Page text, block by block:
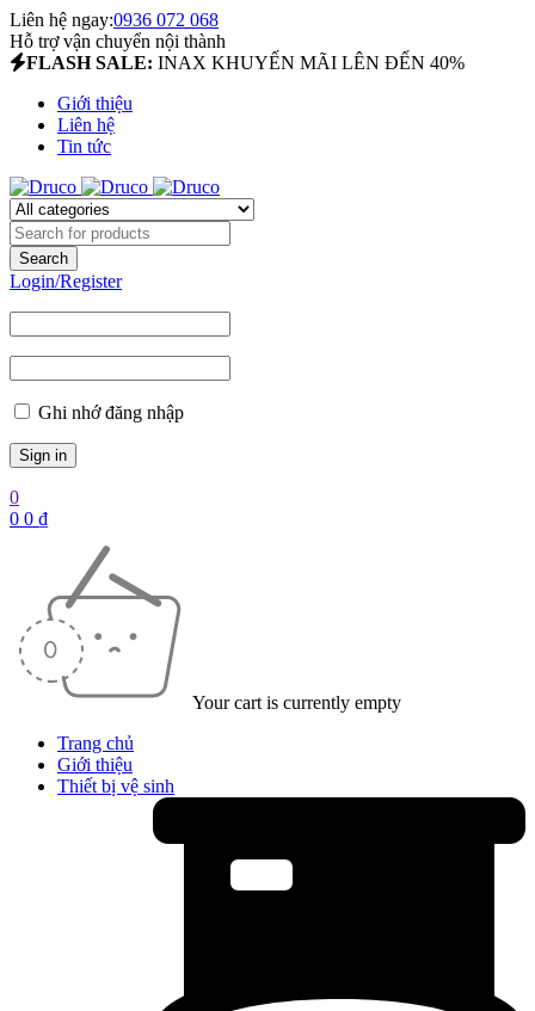
Liên hệ ngay:0936 072 068
Hỗ trợ vận chuyển nội thành
FLASH SALE: INAX KHUYẾN MÃI LÊN ĐẾN 40%
Giới thiệu
Liên hệ
Tin tức
Login/Register
Ghi nhớ đăng nhập
0
0 0 ₫
Your cart is currently empty
Trang chủ
Giới thiệu
Thiết bị vệ sinh